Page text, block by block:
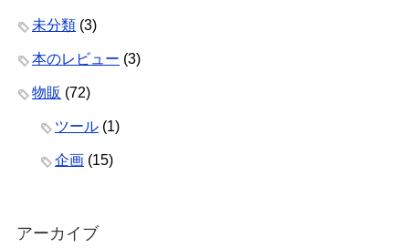
未分類 (3)
本のレビュー (3)
物販 (72)
ツール (1)
企画 (15)
アーカイブ